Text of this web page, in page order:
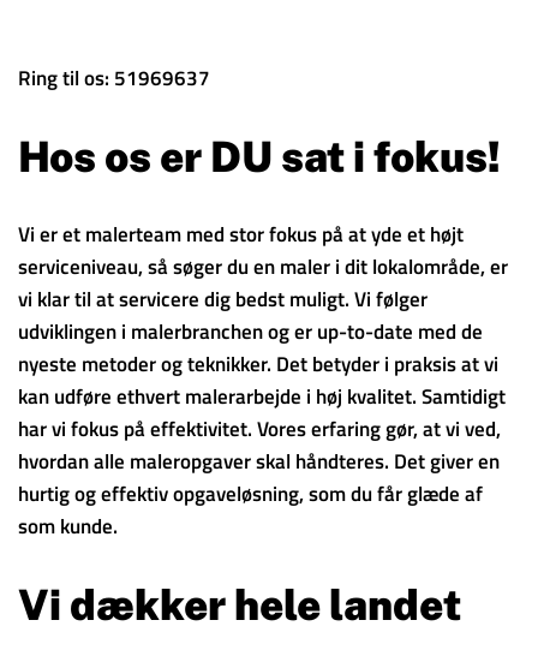
Ring til os: 51969637
Hos os er DU sat i fokus!
Vi er et malerteam med stor fokus på at yde et højt
serviceniveau, så søger du en maler i dit lokalområde, er
vi klar til at servicere dig bedst muligt. Vi følger
udviklingen i malerbranchen og er up-to-date med de
nyeste metoder og teknikker. Det betyder i praksis at vi
kan udføre ethvert malerarbejde i høj kvalitet. Samtidigt
har vi fokus på effektivitet. Vores erfaring gør, at vi ved,
hvordan alle maleropgaver skal håndteres. Det giver en
hurtig og effektiv opgaveløsning, som du får glæde af
som kunde.
Vi dækker hele landet